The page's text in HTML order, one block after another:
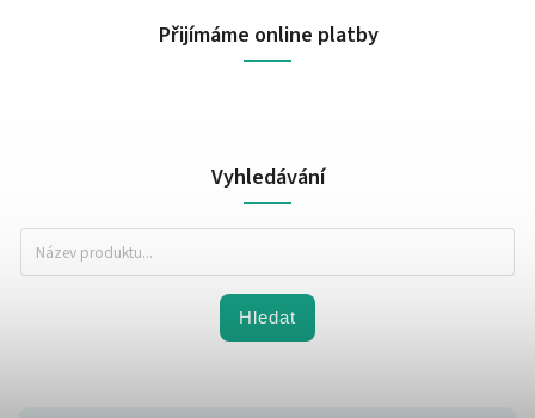
Přijímáme online platby
Vyhledávání
Hledat